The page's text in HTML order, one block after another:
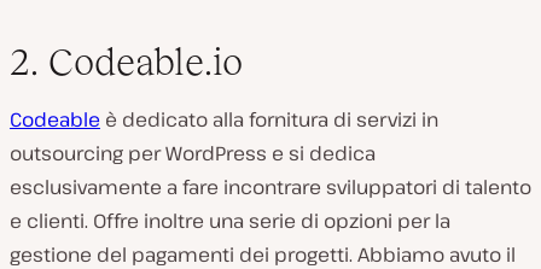
2. Codeable.io
Codeable è dedicato alla fornitura di servizi in
outsourcing per WordPress e si dedica
esclusivamente a fare incontrare sviluppatori di talento
e clienti. Offre inoltre una serie di opzioni per la
gestione del pagamenti dei progetti. Abbiamo avuto il